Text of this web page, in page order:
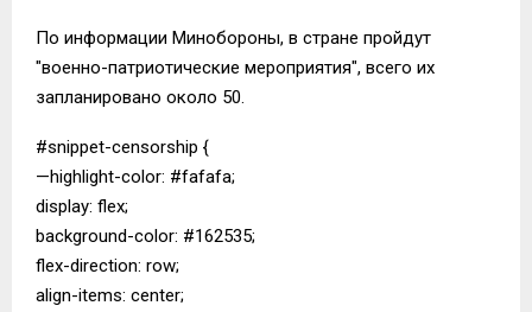
По информации Минобороны, в стране пройдут
"военно-патриотические мероприятия", всего их
запланировано около 50.
#snippet-censorship {
—highlight-color: #fafafa;
display: flex;
background-color: #162535;
flex-direction: row;
align-items: center;